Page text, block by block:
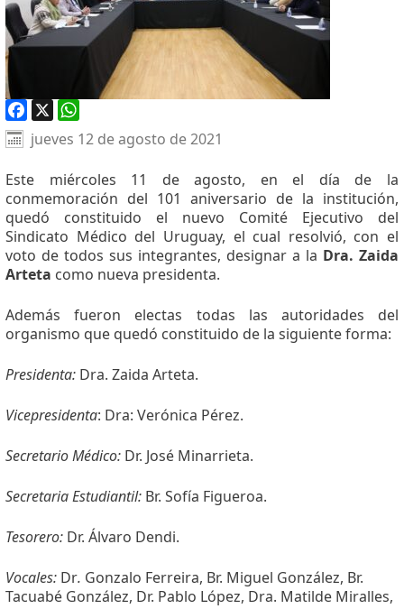
Facebook
X WhatsApp
jueves 12 de agosto de 2021
Este miércoles 11 de agosto, en el día de la
conmemoración del 101 aniversario de la institución,
quedó constituido el nuevo Comité Ejecutivo del
Sindicato Médico del Uruguay, el cual resolvió, con el
voto de todos sus integrantes, designar a la Dra. Zaida
Arteta como nueva presidenta.
Además fueron electas todas las autoridades del
organismo que quedó constituido de la siguiente forma:
Presidenta: Dra. Zaida Arteta.
Vicepresidenta: Dra: Verónica Pérez.
Secretario Médico: Dr. José Minarrieta.
Secretaria Estudiantil: Br. Sofía Figueroa.
Tesorero: Dr. Álvaro Dendi.
Vocales: Dr. Gonzalo Ferreira, Br. Miguel González, Br.
Tacuabé González, Dr. Pablo López, Dra. Matilde Miralles,